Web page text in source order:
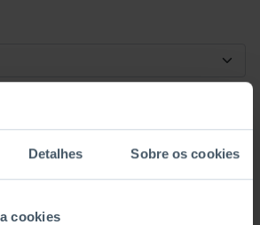
Detalhes Sobre os cookies
cookies